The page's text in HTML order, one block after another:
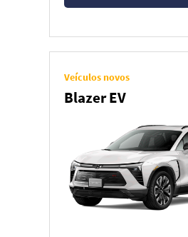
Veículos novos
Blazer EV